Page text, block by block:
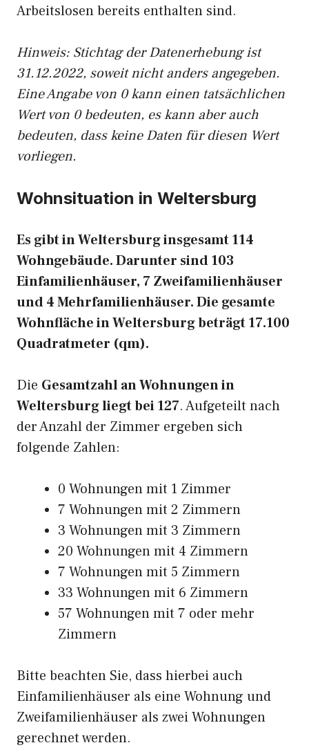
Arbeitslosen bereits enthalten sind.
Hinweis: Stichtag der Datenerhebung ist
31.12.2022, soweit nicht anders angegeben.
Eine Angabe von 0 kann einen tatsächlichen
Wert von 0 bedeuten, es kann aber auch
bedeuten, dass keine Daten für diesen Wert
vorliegen.
Wohnsituation in Weltersburg
Es gibt in Weltersburg insgesamt 114
Wohngebäude. Darunter sind 103
Einfamilienhäuser, 7 Zweifamilienhäuser
und 4 Mehrfamilienhäuser. Die gesamte
Wohnfläche in Weltersburg beträgt 17.100
Quadratmeter (qm).
Die Gesamtzahl an Wohnungen in
Weltersburg liegt bei 127. Aufgeteilt nach
der Anzahl der Zimmer ergeben sich
folgende Zahlen:
0 Wohnungen mit 1 Zimmer
7 Wohnungen mit 2 Zimmern
3 Wohnungen mit 3 Zimmern
20 Wohnungen mit 4 Zimmern
7 Wohnungen mit 5 Zimmern
33 Wohnungen mit 6 Zimmern
57 Wohnungen mit 7 oder mehr
Zimmern
Bitte beachten Sie, dass hierbei auch
Einfamilienhäuser als eine Wohnung und
Zweifamilienhäuser als zwei Wohnungen
gerechnet werden.